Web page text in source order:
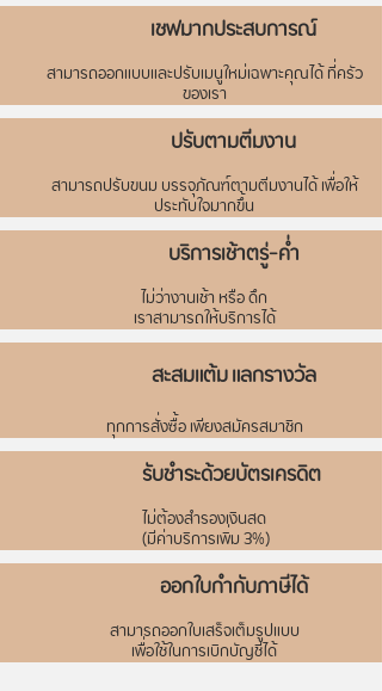
เชฟมากประสบการณ์
สามารถออกแบบและปรับเมนูใหม่เฉพาะคุณได้ ที่ครัว
ของเรา
ปรับตามตีมงาน
สามารถปรับขนม บรรจุภัณฑ์ตามตีมงานได้ เพื่อให้
ประทับใจมากขึ้น
บริการเช้าตรู่-ค่ำ
ไม่ว่างานเช้า หรือ ดึก
เราสามารถให้บริการได้
สะสมแต้ม แลกรางวัล
ทุกการสั่งซื้อ เพียงสมัครสมาชิก
รับชำระด้วยบัตรเครดิต
ไม่ต้องสำรองเงินสด
(มีค่าบริการเพิ่ม 3%)
ออกใบกำกับภาษีได้
สามารถออกใบเสร็จเต็มรูปแบบ
เพื่อใช้ในการเบิกบัญชีได้